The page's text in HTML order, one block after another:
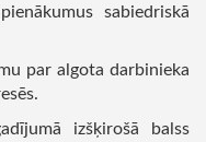
sabiedriskā
par algota darbinieka
izšķirošā balss